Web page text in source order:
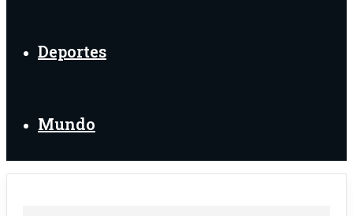
Deportes
Mundo